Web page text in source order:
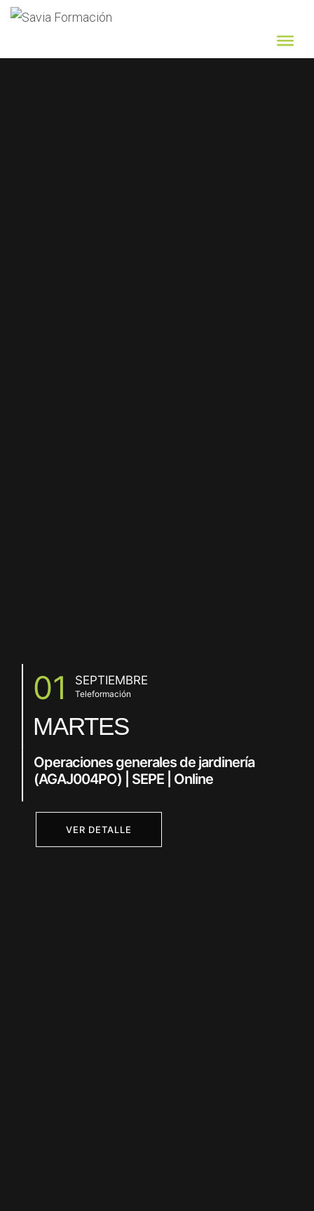
01 SEPTIEMBRE
Teleformación
MARTES
Operaciones generales de jardinería
(AGAJ004PO) | SEPE | Online
VER DETALLE